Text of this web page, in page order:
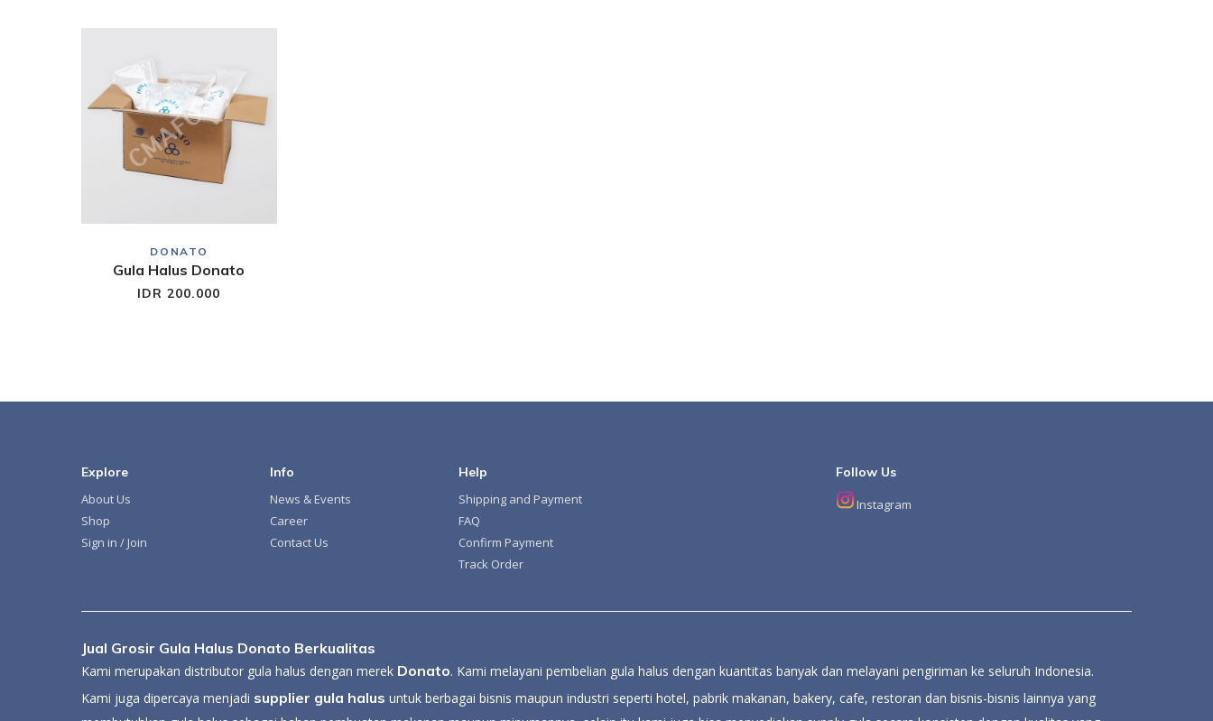
DONATO
Gula Halus Donato
IDR 200.000
Explore
About Us
Shop
Sign in / Join
Info
News & Events
Career
Contact Us
Help
Shipping and Payment
FAQ
Confirm Payment
Track Order
Follow Us
Instagram
Jual Grosir Gula Halus Donato Berkualitas
Kami merupakan distributor gula halus dengan merek Donato. Kami melayani pembelian gula halus dengan kuantitas banyak dan melayani pengiriman ke seluruh Indonesia.
Kami juga dipercaya menjadi supplier gula halus untuk berbagai bisnis maupun industri seperti hotel, pabrik makanan, bakery, cafe, restoran dan bisnis-bisnis lainnya yang